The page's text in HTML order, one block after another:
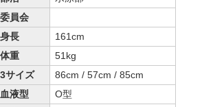
委員会
身長
161cm
体重
51kg
3サイズ
86cm / 57cm / 85cm
血液型
O型